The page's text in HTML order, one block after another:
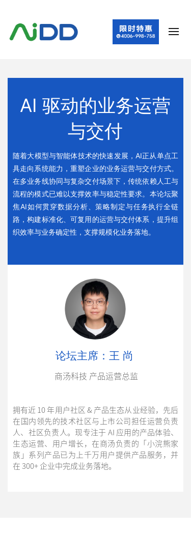
论坛主席 ：王 尚
商汤科技 产品运营总监
拥有近 10 年用户社区 & 产品生态从业经验，先后
在国内领先的技术社区与上市公司担任运营负责
人、社区负责人。现专注于 AI 应用的产品体验、
生态运营、用户增长，在商汤负责的「小浣熊家
族」系列产品已为上千万用户提供产品服务，并
在 300+ 企业中完成业务落地。
AI 驱动的业务运营
与交付
随着大模型与智能体技术的快速发展，AI正从单点工
具走向系统能力，重塑企业的业务运营与交付方式。
在多业务线协同与复杂交付场景下，传统依赖人工与
流程的模式已难以支撑效率与稳定性要求。本论坛聚
焦AI如何贯穿数据分析、策略制定与任务执行全链
路，构建标准化、可复用的运营与交付体系，提升组
织效率与业务确定性，支撑规模化业务落地。